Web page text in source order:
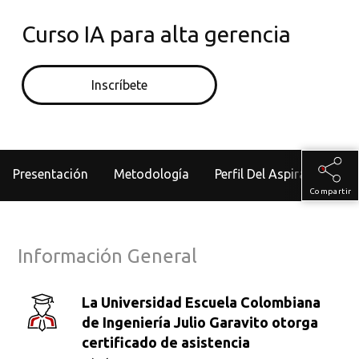
Curso IA para alta gerencia
Inscríbete
Presentación Metodología Perfil Del Aspirante
Compartir
Información General
La Universidad Escuela Colombiana
de Ingeniería Julio Garavito otorga
certificado de asistencia